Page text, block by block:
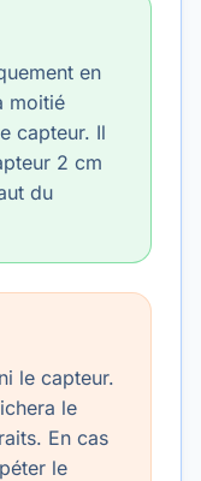
en
moitié
capteur. Il
2 cm
du
le capteur.
le
En cas
le